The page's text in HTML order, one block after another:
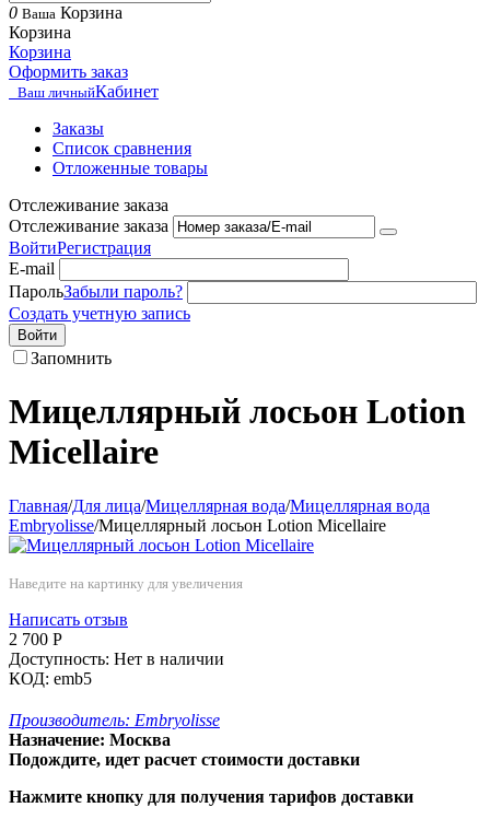
0 Ваша Корзина
Корзина
Корзина
Оформить заказ
Ваш личныйКабинет
Заказы
Список сравнения
Отложенные товары
Отслеживание заказа
Отслеживание заказа
ВойтиРегистрация
E-mail
ПарольЗабыли пароль?
Создать учетную запись
Войти
Запомнить
Мицеллярный лосьон Lotion
Micellaire
Главная/Для лица/Мицеллярная вода/Мицеллярная вода
Embryolisse/Мицеллярный лосьон Lotion Micellaire
Наведите на картинку для увеличения
Написать отзыв
2 700 Р
Доступность: Нет в наличии
КОД: emb5
Производитель: Embryolisse
Назначение: Москва
Подождите, идет расчет стоимости доставки
Нажмите кнопку для получения тарифов доставки